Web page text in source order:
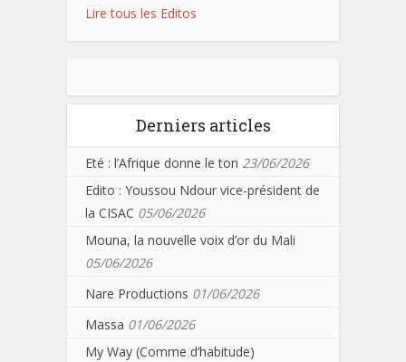
Lire tous les Editos
Derniers articles
Eté : l’Afrique donne le ton 23/06/2026
Edito : Youssou Ndour vice-président de
la CISAC 05/06/2026
Mouna, la nouvelle voix d’or du Mali
05/06/2026
Nare Productions 01/06/2026
Massa 01/06/2026
My Way (Comme d’habitude)